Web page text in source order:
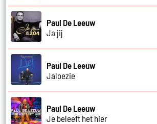
Paul De Leeuw
Ja jij
Paul De Leeuw
Jaloezie
Paul De Leeuw
Je beleeft het hier